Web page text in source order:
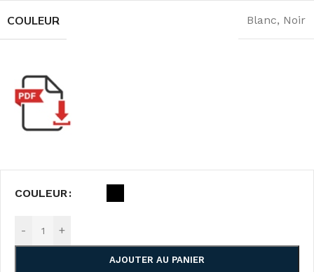
COULEUR Blanc, Noir
COULEUR
- +
AJOUTER AU PANIER